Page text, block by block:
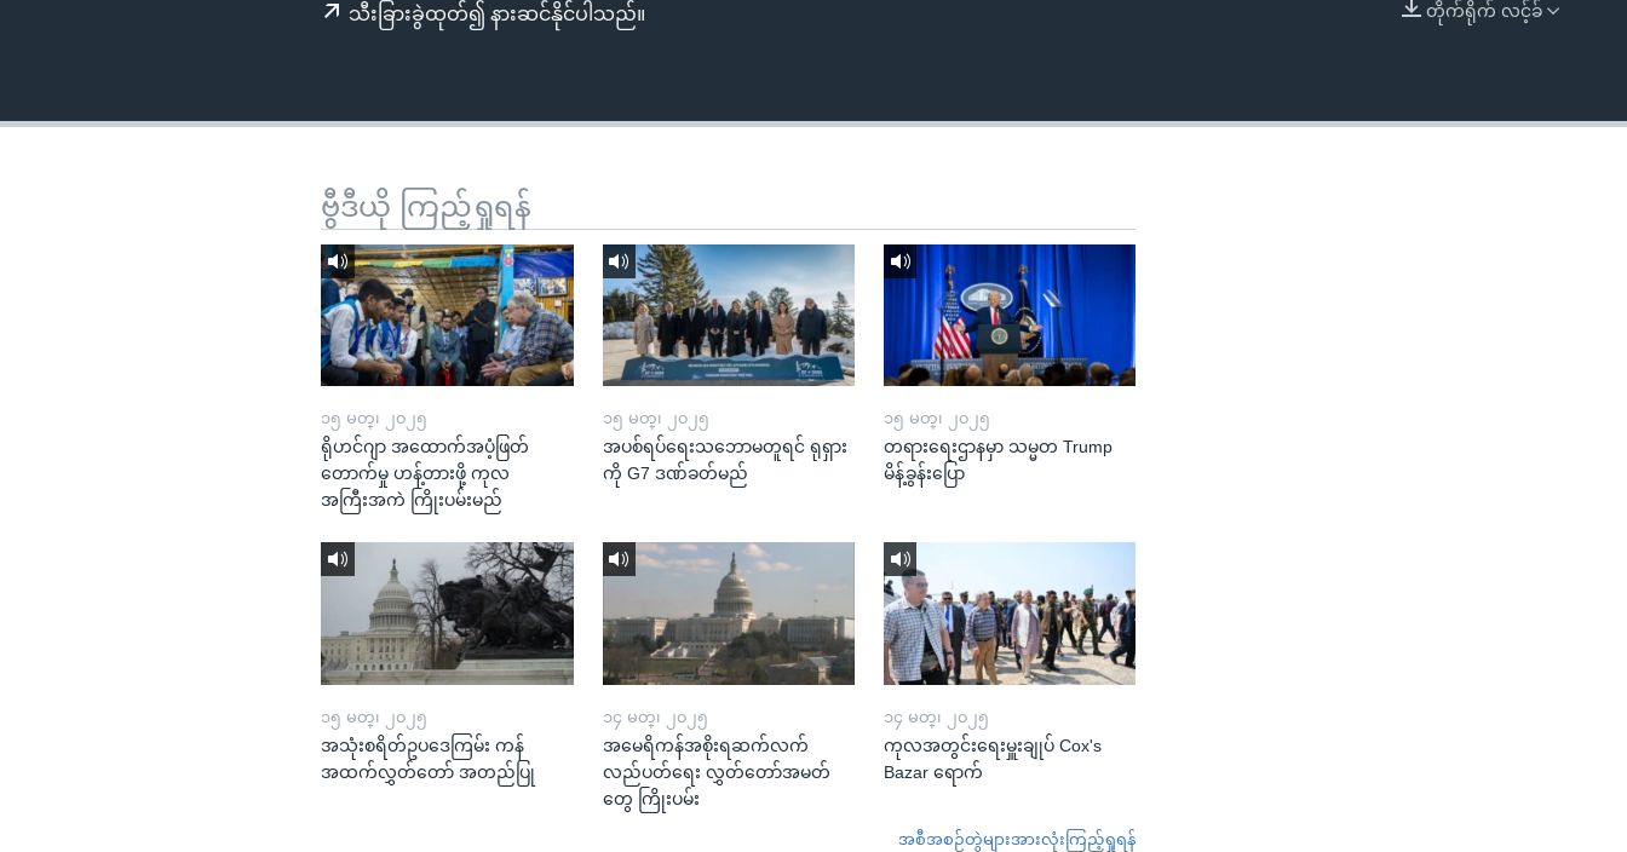
ကျော်
EMBED
တိုက်ရိုက် လင့်ခ်
သီးခြားခွဲထုတ်၍ နားဆင်နိုင်ပါသည်။
ဗွီဒီယို ကြည့်ရှုရန်
၁၅ မတ္၊ ၂၀၂၅
ရိုဟင်ဂျာ အထောက်အပံ့ဖြတ်
တောက်မှု ဟန့်တားဖို့ ကုလ
အကြီးအကဲ ကြိုးပမ်းမည်
၁၅ မတ္၊ ၂၀၂၅
အပစ်ရပ်ရေးသဘောမတူရင် ရုရှား
ကို G7 ဒဏ်ခတ်မည်
၁၅ မတ္၊ ၂၀၂၅
တရားရေးဌာနမှာ သမ္မတ Trump
မိန့်ခွန်းပြော
၁၅ မတ္၊ ၂၀၂၅
အသုံးစရိတ်ဥပဒေကြမ်း ကန်
အထက်လွှတ်တော် အတည်ပြု
၁၄ မတ္၊ ၂၀၂၅
အမေရိကန်အစိုးရဆက်လက်
လည်ပတ်ရေး လွှတ်တော်အမတ်
တွေ ကြိုးပမ်း
၁၄ မတ္၊ ၂၀၂၅
ကုလအတွင်းရေးမှူးချုပ် Cox's
Bazar ရောက်
အစီအစဉ်တွဲများအားလုံးကြည့်ရှုရန်